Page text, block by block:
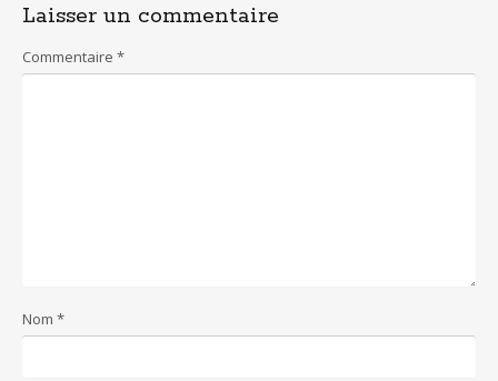
Laisser un commentaire
Commentaire *
Nom *